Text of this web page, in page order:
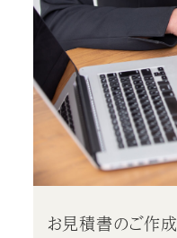
お見積書のご作成